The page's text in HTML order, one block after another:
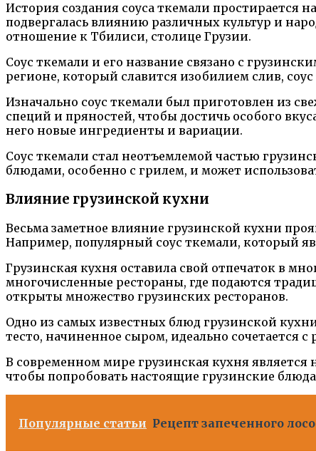
История создания соуса ткемали простирается
подвергалась влиянию различных культур и
отношение к Тбилиси, столице Грузии.
Соус ткемали и его название связано с
регионе, который славится изобилием слив,
Изначально соус ткемали был приготовлен из
специй и пряностей, чтобы достичь особого
него новые ингредиенты и вариации.
Соус ткемали стал неотъемлемой частью
блюдами, особенно с грилем, и может
Влияние грузинской кухни
Весьма заметное влияние грузинской кухни
Например, популярный соус ткемали, который
Грузинская кухня оставила свой отпечаток в
многочисленные рестораны, где подаются
открыты множество грузинских ресторанов.
Одно из самых известных блюд грузинской
тесто, начиненное сыром, идеально сочетается
В современном мире грузинская кухня
чтобы попробовать настоящие грузинские
Популярные статьи Рецепт запеченного